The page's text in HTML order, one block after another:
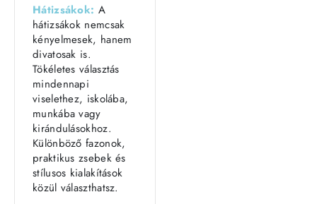
Hátizsákok: A
hátizsákok nemcsak
kényelmesek, hanem
divatosak is.
Tökéletes választás
mindennapi
viselethez, iskolába,
munkába vagy
kirándulásokhoz.
Különböző fazonok,
praktikus zsebek és
stílusos kialakítások
közül választhatsz.